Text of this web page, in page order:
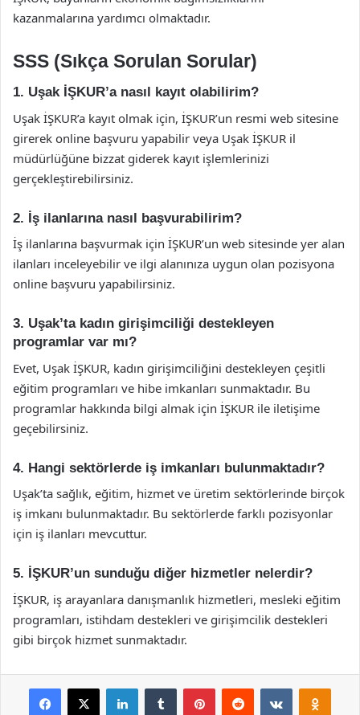
kazanmalarına yardımcı olmaktadır.
SSS (Sıkça Sorulan Sorular)
1. Uşak İŞKUR’a nasıl kayıt olabilirim?
Uşak İŞKUR’a kayıt olmak için, İŞKUR’un resmi web sitesine
girerek online başvuru yapabilir veya Uşak İŞKUR il
müdürlüğüne bizzat giderek kayıt işlemlerinizi
gerçekleştirebilirsiniz.
2. İş ilanlarına nasıl başvurabilirim?
İş ilanlarına başvurmak için İŞKUR’un web sitesinde yer alan
ilanları inceleyebilir ve ilgi alanınıza uygun olan pozisyona
online başvuru yapabilirsiniz.
3. Uşak’ta kadın girişimciliği destekleyen
programlar var mı?
Evet, Uşak İŞKUR, kadın girişimciliğini destekleyen çeşitli
eğitim programları ve hibe imkanları sunmaktadır. Bu
programlar hakkında bilgi almak için İŞKUR ile iletişime
geçebilirsiniz.
4. Hangi sektörlerde iş imkanları bulunmaktadır?
Uşak’ta sağlık, eğitim, hizmet ve üretim sektörlerinde birçok
iş imkanı bulunmaktadır. Bu sektörlerde farklı pozisyonlar
için iş ilanları mevcuttur.
5. İŞKUR’un sunduğu diğer hizmetler nelerdir?
İŞKUR, iş arayanlara danışmanlık hizmetleri, mesleki eğitim
programları, istihdam destekleri ve girişimcilik destekleri
gibi birçok hizmet sunmaktadır.
Facebook
X LinkedInTumblr PinterestReddit VKontakte